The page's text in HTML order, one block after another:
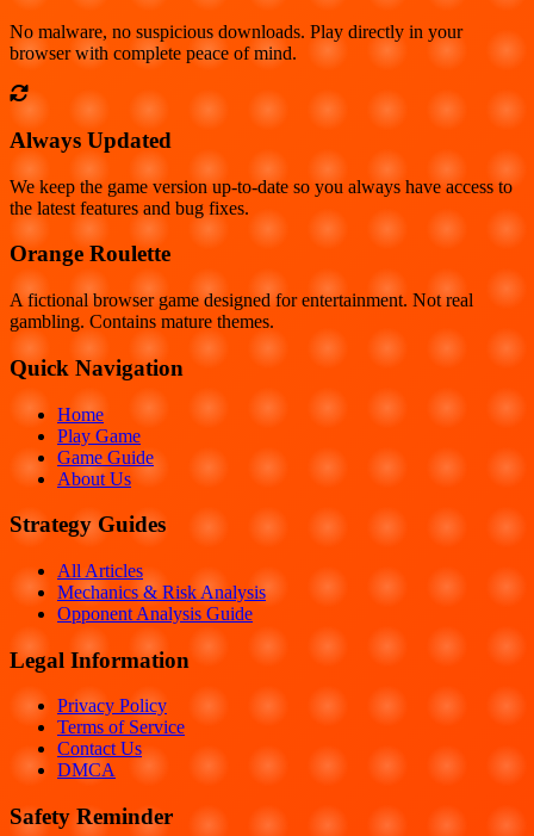
No malware, no suspicious downloads. Play directly in your
browser with complete peace of mind.
Always Updated
We keep the game version up-to-date so you always have access to
the latest features and bug fixes.
Orange Roulette
A fictional browser game designed for entertainment. Not real
gambling. Contains mature themes.
Quick Navigation
Home
Play Game
Game Guide
About Us
Strategy Guides
All Articles
Mechanics & Risk Analysis
Opponent Analysis Guide
Legal Information
Privacy Policy
Terms of Service
Contact Us
DMCA
Safety Reminder